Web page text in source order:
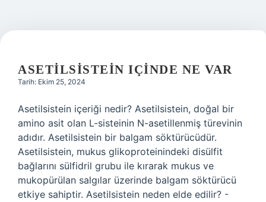
ASETILSISTEIN IÇINDE NE VAR
Tarih: Ekim 25, 2024
Asetilsistein içeriği nedir? Asetilsistein, doğal bir
amino asit olan L-sisteinin N-asetillenmiş türevinin
adıdır. Asetilsistein bir balgam söktürücüdür.
Asetilsistein, mukus glikoproteinindeki disülfit
bağlarını sülfidril grubu ile kırarak mukus ve
mukopürülan salgılar üzerinde balgam söktürücü
etkiye sahiptir. Asetilsistein neden elde edilir? -